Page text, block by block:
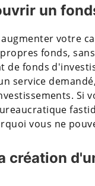
un
votre
fonds,
de fonds
service
Si
vous ne
création